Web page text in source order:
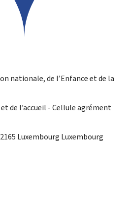
nationale, de l’Enfance et de la
de l’accueil - Cellule agrément
Luxembourg Luxembourg